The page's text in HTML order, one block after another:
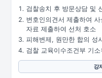
검찰송치 후 방문상담 및
변호인의견서 제출하여
자료 제출하여 선처 호소
피해변제, 원만한 합의 성
검찰 교육이수조건부 기
강